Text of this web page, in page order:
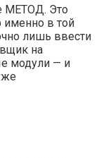
МЕТОД. Это
именно в той
лишь ввести
на
модули — и